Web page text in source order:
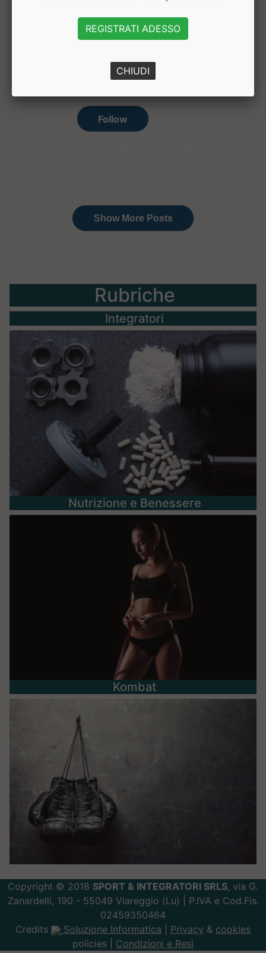
Rubriche
Integratori
Nutrizione e Benessere
Kombat
Copyright © 2018 SPORT & INTEGRATORI SRLS, via G.
Zanardelli, 190 - 55049 Viareggio (Lu) | P.IVA e Cod.Fis.
02459350464
Credits
Soluzione Informatica Privacy & cookies
policies | Condizioni e Resi
REGISTRATI ADESSO
CHIUDI